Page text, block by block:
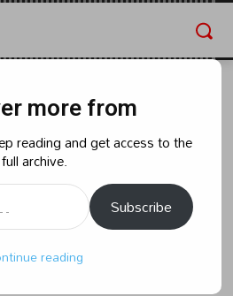
– వరంగల్ –
ఎమ్మెల్సీ
June 5, 2024 9:24 am
more from
reading and get access to the
full archive.
Subscribe
reading